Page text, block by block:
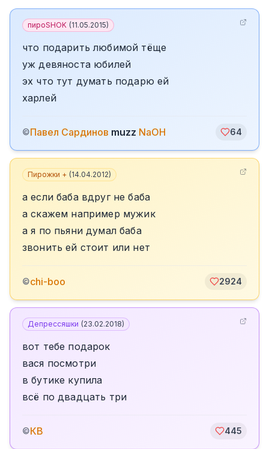
пироSHOK (11.05.2015)
что подарить любимой тёще
уж девяноста юбилей
эх что тут думать подарю ей
харлей
©Павел Сардинов muzz NaОН 64
Пирожки + (14.04.2012)
а если баба вдруг не баба
а скажем например мужик
а я по пьяни думал баба
звонить ей стоит или нет
©chi-boo 2924
Депрессяшки (23.02.2018)
вот тебе подарок
вася посмотри
в бутике купила
всё по двадцать три
©КВ 445